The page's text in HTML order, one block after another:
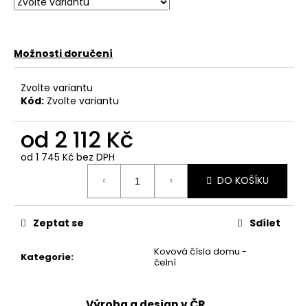
Možnosti doručení
Zvolte variantu
Kód: Zvolte variantu
od 2 112 Kč
od 1 745 Kč bez DPH
DO KOŠÍKU
Kategorie:
Kovová čísla domu -
čelní
Zeptat se Sdílet